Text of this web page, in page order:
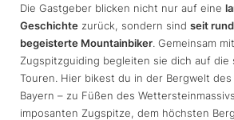
Die Gastgeber blicken nicht nur auf eine
Geschichte zurück, sondern sind seit
begeisterte Mountainbiker. Gemeinsam
Zugspitzguiding begleiten sie dich auf die
Touren. Hier bikest du in der Bergwelt
Bayern – zu Füßen des
imposanten Zugspitze, dem höchsten